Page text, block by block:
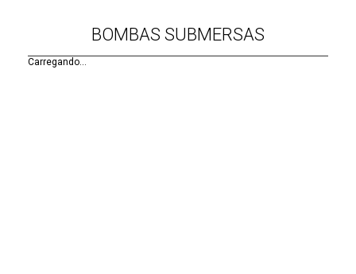
BOMBAS SUBMERSAS
Carregando...